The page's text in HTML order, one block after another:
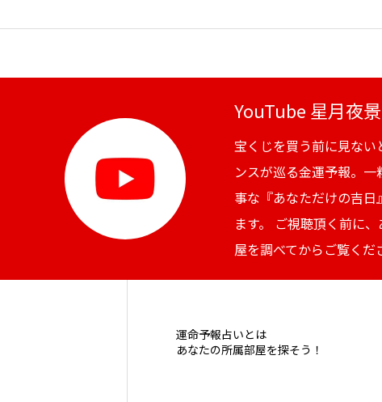
YouTube 星月夜
宝くじを買う前に見ない
ンスが巡る金運予報。
事な『あなただけの吉日
ます。 ご視聴頂く前に
屋を調べてからご覧くだ
運命予報占いとは
あなたの所属部屋を探そう！